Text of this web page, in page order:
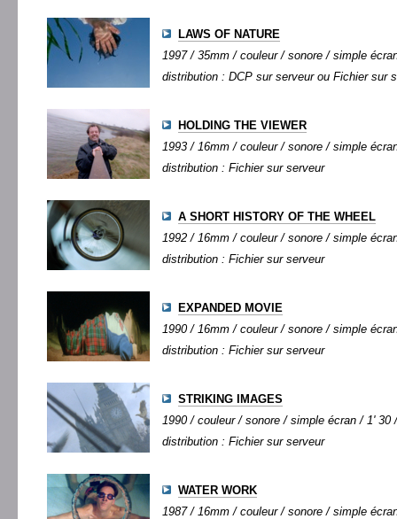
LAWS OF NATURE
1997 / 35mm / couleur / sonore / simple
distribution : DCP sur serveur ou Fichier sur
HOLDING THE VIEWER
1993 / 16mm / couleur / sonore / simple
distribution : Fichier sur serveur
A SHORT HISTORY OF THE WHEEL
1992 / 16mm / couleur / sonore / simple
distribution : Fichier sur serveur
EXPANDED MOVIE
1990 / 16mm / couleur / sonore / simple
distribution : Fichier sur serveur
STRIKING IMAGES
1990 / couleur / sonore / simple écran / 1' 30
distribution : Fichier sur serveur
WATER WORK
1987 / 16mm / couleur / sonore / simple